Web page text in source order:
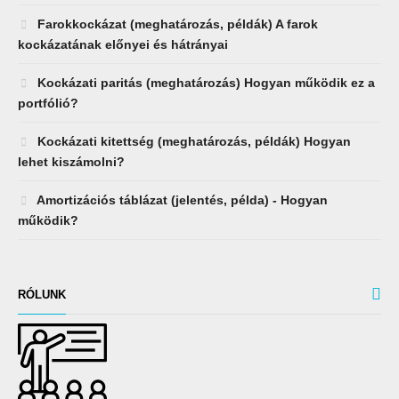
Farokkockázat (meghatározás, példák) A farok
kockázatának előnyei és hátrányai
Kockázati paritás (meghatározás) Hogyan működik ez a
portfólió?
Kockázati kitettség (meghatározás, példák) Hogyan
lehet kiszámolni?
Amortizációs táblázat (jelentés, példa) - Hogyan
működik?
RÓLUNK